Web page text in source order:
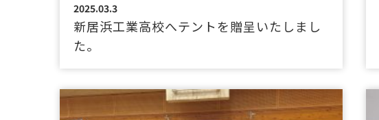
2025.03.3
新居浜工業高校へテントを贈呈いたしまし
た。